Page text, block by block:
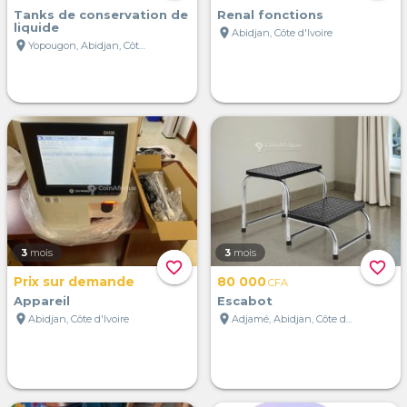
Tanks de conservation de
liquide
location_on
Yopougon, Abidjan, Côte d'Ivoire
Renal fonctions
location_on Abidjan, Côte d'Ivoire
favorite_border
3 mois
Prix sur demande
Appareil
location_on Abidjan, Côte d'Ivoire
favorite_border
3 mois
80 000CFA
Escabot
location_on
Adjamé, Abidjan, Côte d'Ivoire